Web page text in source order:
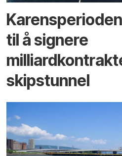
til å signere
skipstunnel